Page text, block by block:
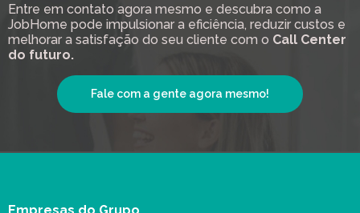
Entre em contato agora mesmo e descubra como a
JobHome pode impulsionar a eficiência, reduzir custos e
melhorar a satisfação do seu cliente com o Call Center
do futuro.
Fale com a gente agora mesmo!
Empresas do Grupo